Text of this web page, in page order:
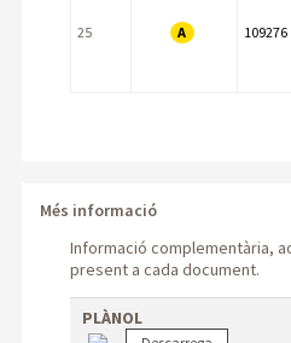
25 A 109276
Més informació
Informació complementària,
present a cada document.
PLÀNOL